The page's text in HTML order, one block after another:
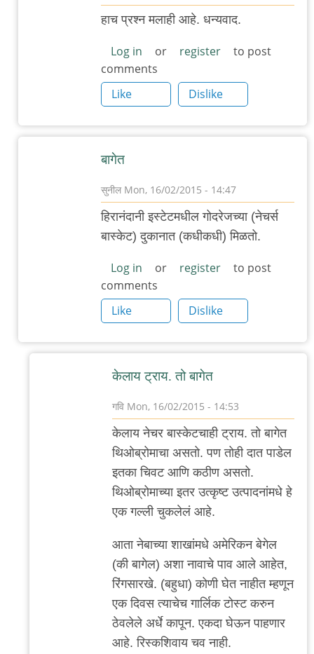
In
reply
वेगवेगळे
आंतरराष्ट्रीय
ब्रेड
by
हाच प्रश्न मलाही आहे. धन्यवाद.
Log in or register
to post
comments
Like
Dislike
बागेत
सुनील Mon, 16/02/2015 - 14:47
In
reply
वेगवेगळे
आंतरराष्ट्रीय
ब्रेड
by
गवि
हिरानंदानी इस्टेटमधील गोदरेजच्या (नेचर्स
बास्केट) दुकानात (कधीकधी) मिळतो.
Log in or register
to post
comments
Like
Dislike
केलाय ट्राय. तो बागेत
गवि Mon, 16/02/2015 - 14:53
In
reply
बागेत
सुनील
केलाय नेचर बास्केटचाही ट्राय. तो बागेत
थिओब्रोमाचा असतो. पण तोही दात पाडेल
इतका चिवट आणि कठीण असतो.
थिओब्रोमाच्या इतर उत्कृष्ट उत्पादनांमधे हे
एक गल्ली चुकलेलं आहे.
आता नेबाच्या शाखांमधे अमेरिकन बेगेल
(की बागेल) अशा नावाचे पाव आले आहेत,
रिंगसारखे. (बहुधा) कोणी घेत नाहीत म्हणून
एक दिवस त्याचेच गार्लिक टोस्ट करुन
ठेवलेले अर्धे कापून. एकदा घेऊन पाहणार
आहे. रिस्कशिवाय चव नाही.